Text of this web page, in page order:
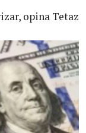
opina Tetaz